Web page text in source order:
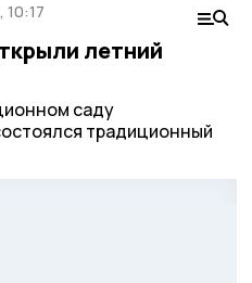
10:17
летний
саду
традиционный